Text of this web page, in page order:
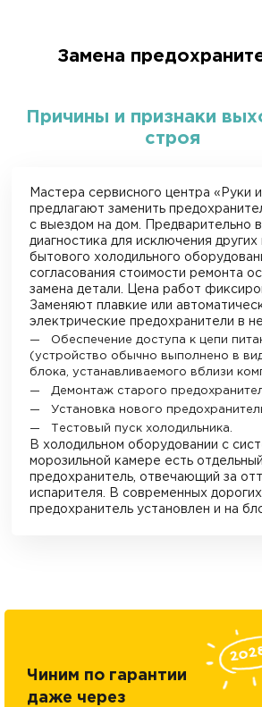
Замена
Причины и признаки
строя
Мастера сервисного центра «Руки
предлагают заменить
с выездом на дом. Предварительно
диагностика для исключения других
бытового холодильного
согласования стоимости ремонта
замена детали. Цена работ
Заменяют плавкие или
электрические предохранители в
Обеспечение доступа к цепи
(устройство обычно выполнено в
блока, устанавливаемого вблизи
Демонтаж старого
Установка нового
Тестовый пуск холодильника.
В холодильном оборудовании с
морозильной камере есть отдельный
предохранитель, отвечающий за
испарителя. В современных
предохранитель установлен и на
Чиним по гарантии
даже через